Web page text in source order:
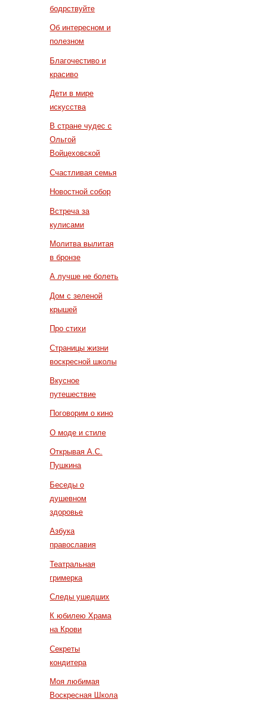
бодрствуйте
Об интересном и
полезном
Благочестиво и
красиво
Дети в мире
искусства
В стране чудес с
Ольгой
Войцеховской
Счастливая семья
Новостной собор
Встреча за
кулисами
Молитва вылитая
в бронзе
А лучше не болеть
Дом с зеленой
крышей
Про стихи
Страницы жизни
воскресной школы
Вкусное
путешествие
Поговорим о кино
О моде и стиле
Открывая А.С.
Пушкина
Беседы о
душевном
здоровье
Азбука
православия
Театральная
гримерка
Следы ушедших
К юбилею Храма
на Крови
Секреты
кондитера
Моя любимая
Воскресная Школа